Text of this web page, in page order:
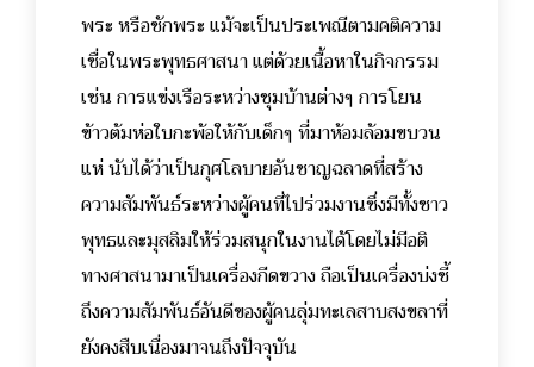
พระ หรือชักพระ แม้จะเป็นประเพณีตามคติความ
เชื่อในพระพุทธศาสนา แต่ด้วยเนื้อหาในกิจกรรม
เช่น การแข่งเรือระหว่างชุมบ้านต่างๆ การโยน
ข้าวต้มห่อใบกะพ้อให้กับเด็กๆ ที่มาห้อมล้อมขบวน
แห่ นับได้ว่าเป็นกุศโลบายอันชาญฉลาดที่สร้าง
ความสัมพันธ์ระหว่างผู้คนที่ไปร่วมงานซึ่งมีทั้งชาว
พุทธและมุสลิมให้ร่วมสนุกในงานได้โดยไม่มีอติ
ทางศาสนามาเป็นเครื่องกีดขวาง ถือเป็นเครื่องบ่งชี้
ถึงความสัมพันธ์อันดีของผู้คนลุ่มทะเลสาบสงขลาที่
ยังคงสืบเนื่องมาจนถึงปัจจุบัน